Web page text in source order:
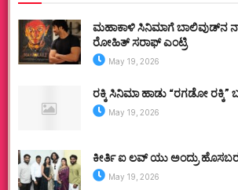
ಮಹಾಕಾಳಿ ಸಿನಿಮಾಗೆ ಬಾಲಿವುಡ್‌ನ
ರೋಹಿತ್ ಸರಾಫ್ ಎಂಟ್ರಿ
May 19, 2026
ರಕ್ಕಿ ಸಿನಿಮಾ ಹಾಡು “ರಗಡೋ ರಕ್ಕಿ”
May 19, 2026
ಕೀರ್ತಿ ಐ ಲವ್ ಯು ಅಂದ್ರು
May 19, 2026